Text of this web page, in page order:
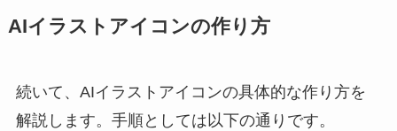
AIイラストアイコンの作り方
続いて、AIイラストアイコンの具体的な作り方を
解説します。手順としては以下の通りです。